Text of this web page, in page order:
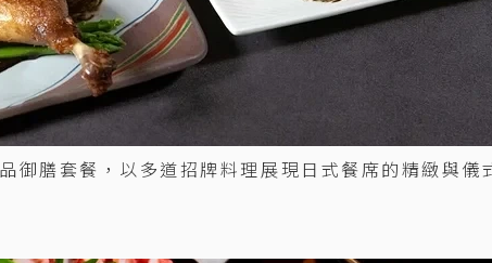
御膳套餐，以多道招牌料理展現日式餐席的精緻與儀